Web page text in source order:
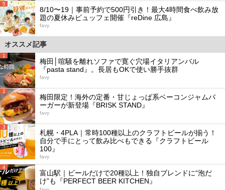
5
8/10〜19｜事前予約で500円引き！最大4時間食べ飲み放
題の夏休みビュッフェ開催『reDine 広島』
favy
オススメ記事
1
梅田│喧騒を離れソファで寛ぐ穴場イタリアンバル
『pasta stand』。長居もOKで使い勝手抜群
favy
2
梅田限定！海外の定番・甘じょっぱ系ベーコンジャムバ
ーガーが新登場『BRISK STAND』
favy
3
札幌・4PLA｜常時100種以上のクラフトビールが揃う！
自分で手にとって飲み比べもできる『クラフトビール
100』
favy
4
富山駅｜ビールだけで20種以上！独自ブレンドに“泡だ
け”も『PERFECT BEER KITCHEN』